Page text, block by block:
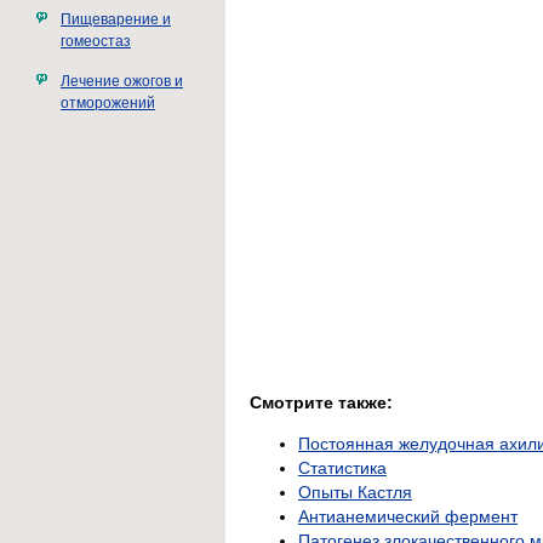
Пищеварение и
гомеостаз
Лечение ожогов и
отморожений
Смотрите также:
Постоянная желудочная
Статистика
Опыты Кастля
Антианемический фермент